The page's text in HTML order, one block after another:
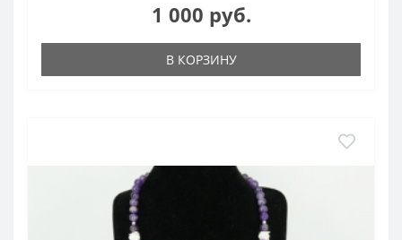
1 000 руб.
В КОРЗИНУ